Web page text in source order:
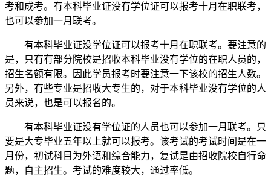
考和成考。有本科毕业证没有学位证可以报考十月在职联考，
也可以参加一月联考。
有本科毕业证没学位证可以报考十月在职联考。要注意的
是，只有有部分院校是招收本科毕业没有学位的在职人员的，
招生名额有限。因此学员报考时要注意一下该校的招生人数。
另外，有些专业是招收大专生的，对于本科毕业没有学位的人
员来说，也是可以报名的。
有本科毕业证没有学位证的人员也可以参加一月联考。只
要是大专毕业五年以上就可以报考。该考试的考试时间是在一
月份，初试科目为外语和综合能力，复试是由招收院校自行命
题，自主招生。考试的难度较大，通过率低。